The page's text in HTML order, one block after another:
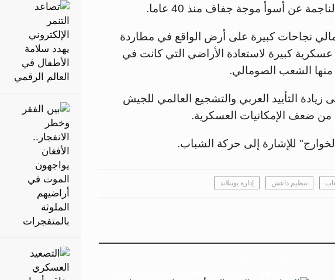
عن أسوأ موجة جفاف منذ 40 عاما.
نجاحات كبيرة على أرض الواقع في مطاردة
كبيرة لاستعادة الأراضي التي كانت في
منها الشعب الصومالي.
زيادة التأييد العربي والتشجيع العالمي للجيش
من ضعف الإمكانيات العسكرية.
للإشارة إلى حركة الشباب.
تنظيم داعش إدارة بونتلاند